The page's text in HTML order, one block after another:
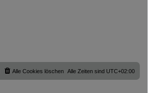
Alle Zeiten sind UTC+02:00
Alle Cookies löschen